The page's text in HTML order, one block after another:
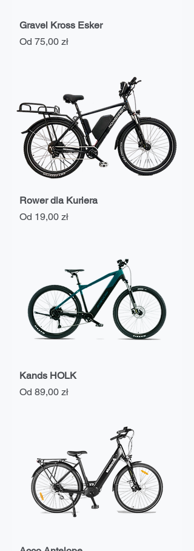
Gravel Kross Esker
Od 75,00 zł
Cena rabatowa
Rower dla Kuriera
Od 19,00 zł
Cena rabatowa
Kands HOLK
Od 89,00 zł
Cena rabatowa